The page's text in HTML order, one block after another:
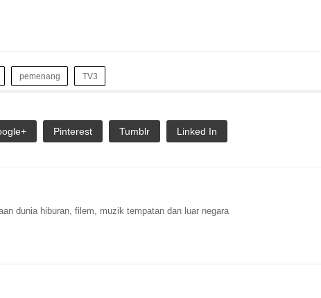
pemenang TV3
Pinterest Tumblr Linked In
dunia hiburan, filem, muzik tempatan dan luar negara